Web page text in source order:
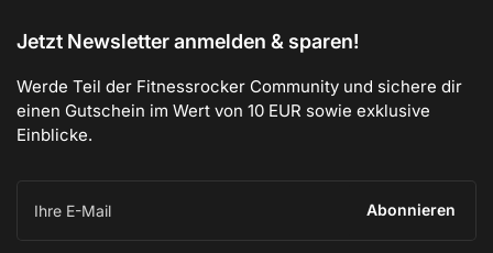
Jetzt Newsletter anmelden & sparen!
Werde Teil der Fitnessrocker Community und sichere dir
einen Gutschein im Wert von 10 EUR sowie exklusive
Einblicke.
Abonnieren